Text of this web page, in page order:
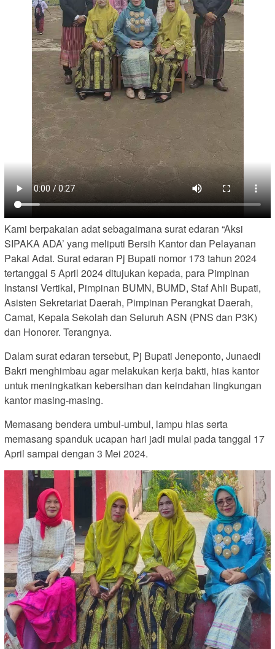
Kami berpakaian adat sebagaimana surat edaran “Aksi
SIPAKA ADA’ yang meliputi Bersih Kantor dan Pelayanan
Pakai Adat. Surat edaran Pj Bupati nomor 173 tahun 2024
tertanggal 5 April 2024 ditujukan kepada, para Pimpinan
Instansi Vertikal, Pimpinan BUMN, BUMD, Staf Ahli Bupati,
Asisten Sekretariat Daerah, Pimpinan Perangkat Daerah,
Camat, Kepala Sekolah dan Seluruh ASN (PNS dan P3K)
dan Honorer. Terangnya.
Dalam surat edaran tersebut, Pj Bupati Jeneponto, Junaedi
Bakri menghimbau agar melakukan kerja bakti, hias kantor
untuk meningkatkan kebersihan dan keindahan lingkungan
kantor masing-masing.
Memasang bendera umbul-umbul, lampu hias serta
memasang spanduk ucapan hari jadi mulai pada tanggal 17
April sampai dengan 3 Mei 2024.